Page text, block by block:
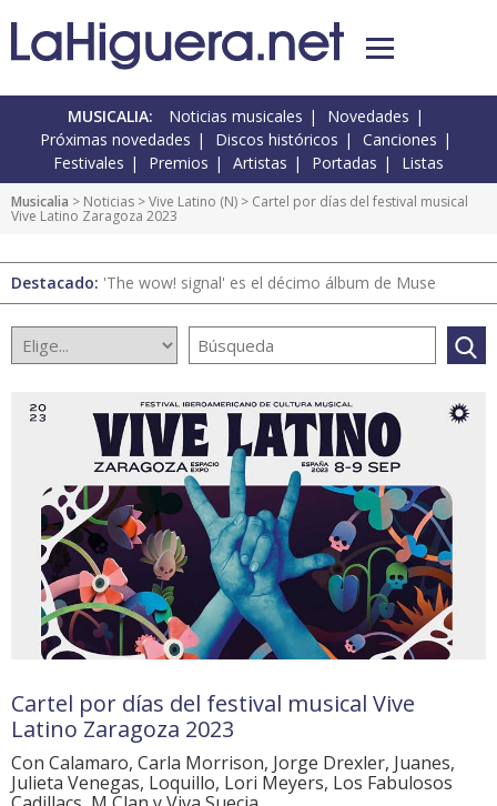
MUSICALIA: Noticias musicales
Novedades
Próximas novedades
Discos históricos
Canciones
Festivales
Premios Artistas Portadas Listas
Musicalia > Noticias >Vive Latino (N) > Cartel por días del festival musical
Vive Latino Zaragoza 2023
Destacado: 'The wow! signal' es el décimo álbum de Muse
Cartel por días del festival musical Vive
Latino Zaragoza 2023
Con Calamaro, Carla Morrison, Jorge Drexler, Juanes,
Julieta Venegas, Loquillo, Lori Meyers, Los Fabulosos